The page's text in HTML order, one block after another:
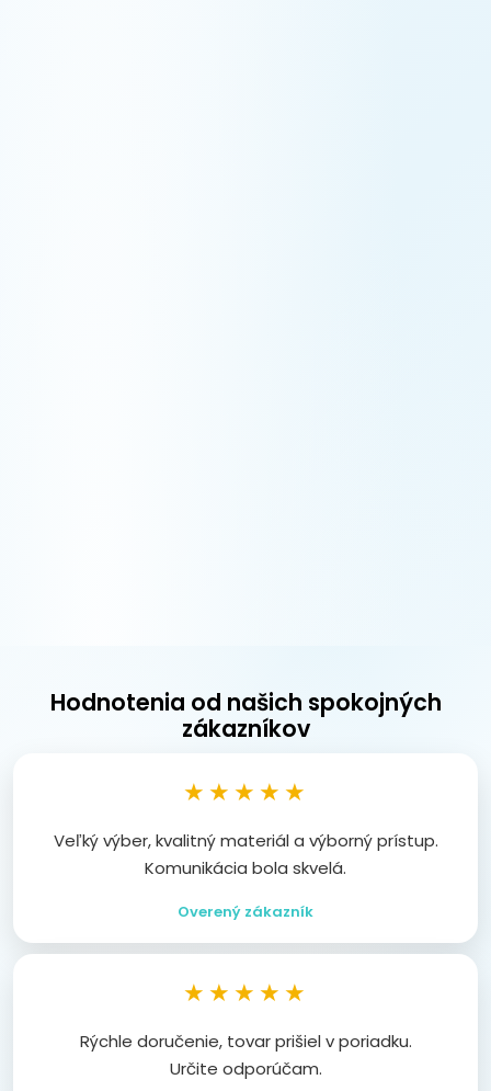
Hodnotenia od našich spokojných
zákazníkov
★★★★★
Veľký výber, kvalitný materiál a výborný prístup.
Komunikácia bola skvelá.
Overený zákazník
★★★★★
Rýchle doručenie, tovar prišiel v poriadku.
Určite odporúčam.